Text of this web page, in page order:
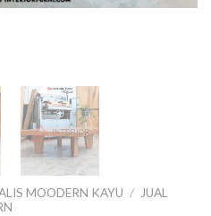
MOODERN KAYU / JUAL